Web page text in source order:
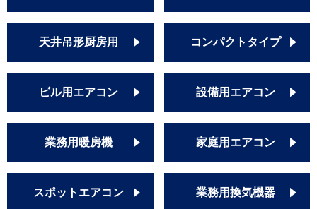
天井吊形厨房用 コンパクトタイプ
ビル用エアコン 設備用エアコン
業務用暖房機 家庭用エアコン
スポットエアコン 業務用換気機器